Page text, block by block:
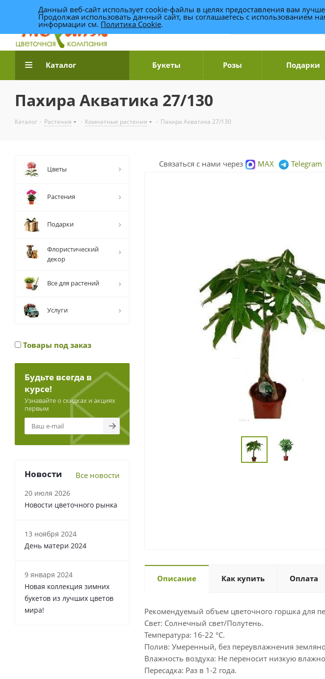
Доставка цветов по Уфе
Каталог Букеты Розы Подарки
Пахира Акватика 27/130
Каталог - Растения - Комнатные растения - Пахира Акватика 27/130
Связаться с нами через MAX Telegram
Описание Как купить Оплата
Рекомендуемый объем цветочного горшка для
Свет: Солнечный свет/Полутень.
Температура: 16-22 °С.
Полив: Умеренный, без переувлажнения
Влажность воздуха: Не переносит низкую
Пересадка: Раз в 1-2 года.
Цветы
Растения
Подарки
Флористический
декор
Все для растений
Услуги
Товары под заказ
Будьте всегда в
курсе!
Узнавайте о скидках и акциях
первым
Новости Все новости
20 июля 2026
Новости цветочного рынка
13 ноября 2024
День матери 2024
9 января 2024
Новая коллекция зимних
букетов из лучших цветов
мира!
Данный веб-сайт использует cookie-файлы в целях предоставления вам
Продолжая использовать данный сайт, вы соглашаетесь с использованием
информации см. Политика Cookie.